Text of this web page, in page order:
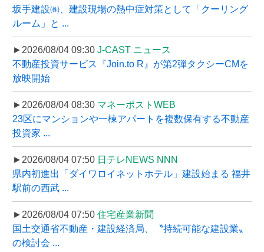
坂手建設㈱、建設現場の熱中症対策として「クーリング
ルーム」と ...
►2026/08/04 09:30 J-CAST ニュース
不動産投資サービス『Join.to R』が第2弾タクシーCMを
放映開始
►2026/08/04 08:30 マネーポストWEB
23区にマンションや一棟アパートを複数保有する不動産
投資家 ...
►2026/08/04 07:50 日テレNEWS NNN
県内初進出「ダイワロイネットホテル」建設始まる 福井
駅前の西武 ...
►2026/08/04 07:50 住宅産業新聞
国土交通省不動産・建設経済局、〝持続可能な建設業〟
の検討会 ...